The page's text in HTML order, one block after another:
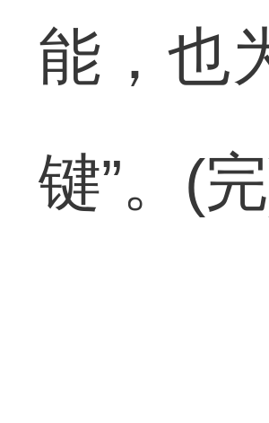
能，也
键”。(